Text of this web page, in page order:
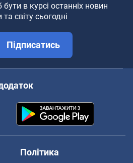
в курсі останніх новин
та світу сьогодні
Підписатись
Політика